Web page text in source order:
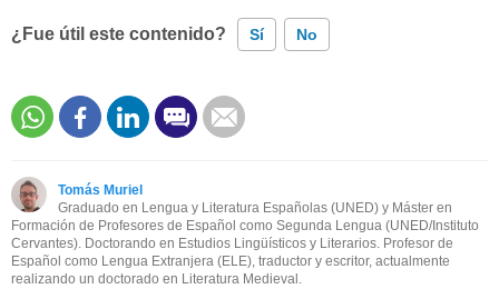
¿Fue útil este contenido? Sí No
Este contenido contiene información incorrecta
Otro
Tomás Muriel
Graduado en Lengua y Literatura Españolas (UNED) y Máster en
Formación de Profesores de Español como Segunda Lengua (UNED/Instituto
Cervantes). Doctorando en Estudios Lingüísticos y Literarios. Profesor de
Español como Lengua Extranjera (ELE), traductor y escritor, actualmente
realizando un doctorado en Literatura Medieval.